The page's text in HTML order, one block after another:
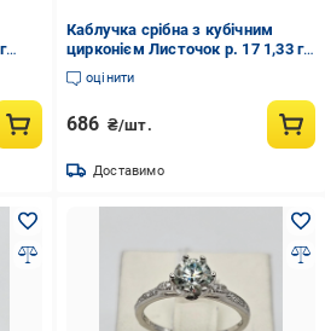
Каблучка срібна з кубічним
цирконієм Листочок р. 17 1,33 г
(2979081236)
оцінити
686 ₴/шт.
Доставимо